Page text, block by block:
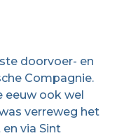
doorvoer- en
Compagnie.
eeuw ook wel
verreweg het
via Sint